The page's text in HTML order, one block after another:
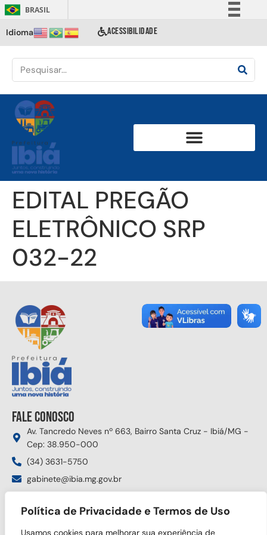
Política de Privacidade e Termos de Uso
Usamos cookies para melhorar sua experiência de
BRASIL
Comunica BR
Acesso à informação
Idioma ACESSIBILIDADE
EDITAL PREGÃO
ELETRÔNICO SRP
032-22
Fale conosco
Av. Tancredo Neves nº 663, Bairro Santa Cruz - Ibiá/MG -
Cep: 38.950-000
(34) 3631-5750
gabinete@ibia.mg.gov.br